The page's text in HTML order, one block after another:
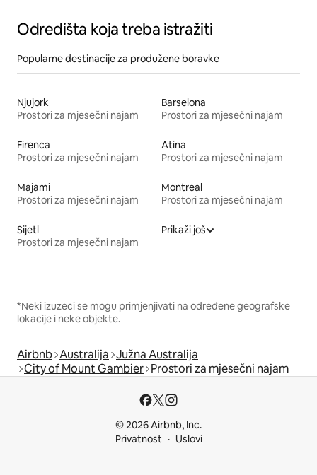
Odredišta koja treba istražiti
Popularne destinacije za produžene boravke
Njujork
Prostori za mjesečni najam
Barselona
Prostori za mjesečni najam
Firenca
Prostori za mjesečni najam
Atina
Prostori za mjesečni najam
Majami
Prostori za mjesečni najam
Montreal
Prostori za mjesečni najam
Sijetl
Prostori za mjesečni najam
Prikaži još
*Neki izuzeci se mogu primjenjivati na određene geografske
lokacije i neke objekte.
Airbnb Australija Južna Australija
City of Mount Gambier Prostori za mjesečni najam
© 2026 Airbnb, Inc.
Privatnost
Uslovi